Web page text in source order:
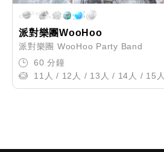
派對樂團WooHoo
派對樂團 WooHoo Party Band
60 分鐘
11人 / 12人 / 13人 / 14人 / 15人